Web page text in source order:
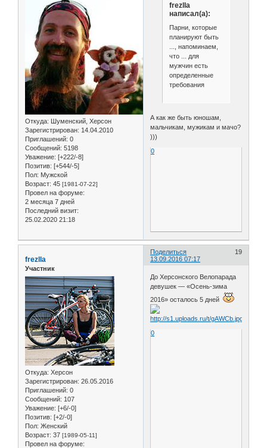
Откуда: Шуменский, Херсон
Зарегистрирован: 14.04.2010
Приглашений: 0
Сообщений: 5198
Уважение: [+222/-8]
Позитив: [+544/-5]
Пол: Мужской
Возраст: 45 [1981-07-22]
Провел на форуме:
2 месяца 7 дней
Последний визит:
25.02.2020 21:18
frezlla
написал(а):
Парни, которые
планируют быть
..., напоминаем,
что ... для
мужчин есть
определенные
требования
А как же быть юношам,
мальчикам, мужикам и мачо?
)))
0
Поделиться
19
13.09.2016 07:17
frezlla
Участник
Откуда: Херсон
Зарегистрирован: 26.05.2016
Приглашений: 0
Сообщений: 107
Уважение: [+6/-0]
Позитив: [+2/-0]
Пол: Женский
Возраст: 37 [1989-05-11]
Провел на форуме:
До Херсонского Велопарада
девушек — «Осень-зима
2016» осталось 5 дней
0